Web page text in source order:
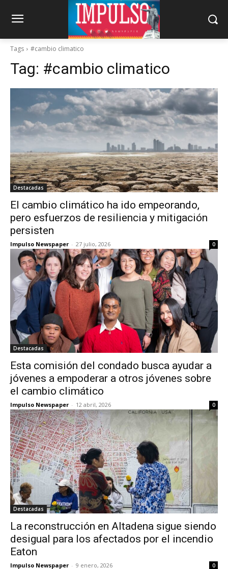
Tags #cambio climatico
Tag: #cambio climatico
Destacadas
El cambio climático ha ido empeorando,
pero esfuerzos de resiliencia y mitigación
persisten
Impulso Newspaper - 27 julio, 2026 0
Destacadas
Esta comisión del condado busca ayudar a
jóvenes a empoderar a otros jóvenes sobre
el cambio climático
Impulso Newspaper - 12 abril, 2026 0
Destacadas
La reconstrucción en Altadena sigue siendo
desigual para los afectados por el incendio
Eaton
Impulso Newspaper - 9 enero, 2026 0